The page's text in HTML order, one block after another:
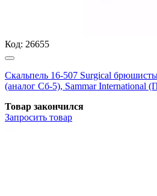
Код: 26655
Скальпель 16-507 Surgical
(аналог Сб-5), Sammar
Товар закончился
Запросить товар